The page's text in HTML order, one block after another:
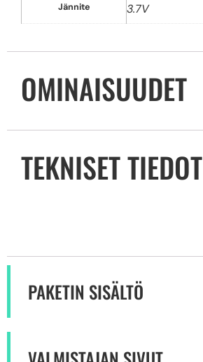
Jännite 3.7V
OMINAISUUDET
TEKNISET TIEDOT
PAKETIN SISÄLTÖ